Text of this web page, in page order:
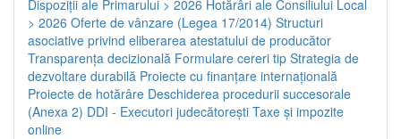
Dispoziţii ale Primarului > 2026 Hotărâri ale Consiliului Local
> 2026 Oferte de vânzare (Legea 17/2014) Structuri
asociative privind eliberarea atestatului de producător
Transparenţa decizională Formulare cereri tip Strategia de
dezvoltare durabilă Proiecte cu finanţare internaţională
Proiecte de hotărâre Deschiderea procedurii succesorale
(Anexa 2) DDI - Executori judecătorești Taxe şi impozite
online